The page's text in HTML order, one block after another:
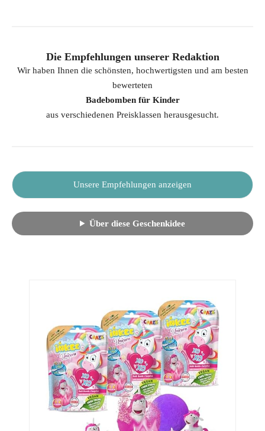
Die Empfehlungen unserer Redaktion
Wir haben Ihnen die schönsten, hochwertigsten und am besten
bewerteten
Badebomben für Kinder
aus verschiedenen Preisklassen herausgesucht.
Unsere Empfehlungen anzeigen
Über diese Geschenkidee